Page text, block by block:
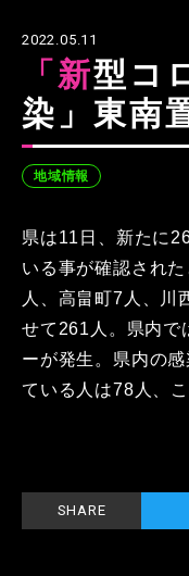
2022.05.11
「新型コロナ新たに261人感
染」東南
地域情報
県は11日、新たに
いる事が確認され
人、高畠町7人、川
せて261人。県内で
ーが発生。県内の
ている人は78人、
SHARE